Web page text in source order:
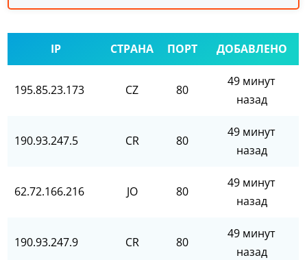
IP СТРАНА ПОРТ ДОБАВЛЕНО
195.85.23.173 CZ 80
49 минут
назад
190.93.247.5 CR 80
49 минут
назад
62.72.166.216 JO 80
49 минут
назад
190.93.247.9 CR 80
49 минут
назад